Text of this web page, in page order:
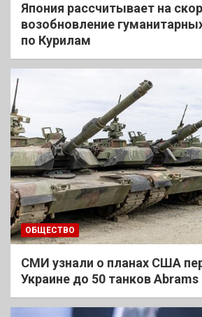
Япония рассчитывает на
возобновление
по Курилам
ОБЩЕСТВО
СМИ узнали о планах США
Украине до 50 танков Abrams